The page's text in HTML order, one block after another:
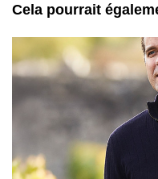
Cela pourrait